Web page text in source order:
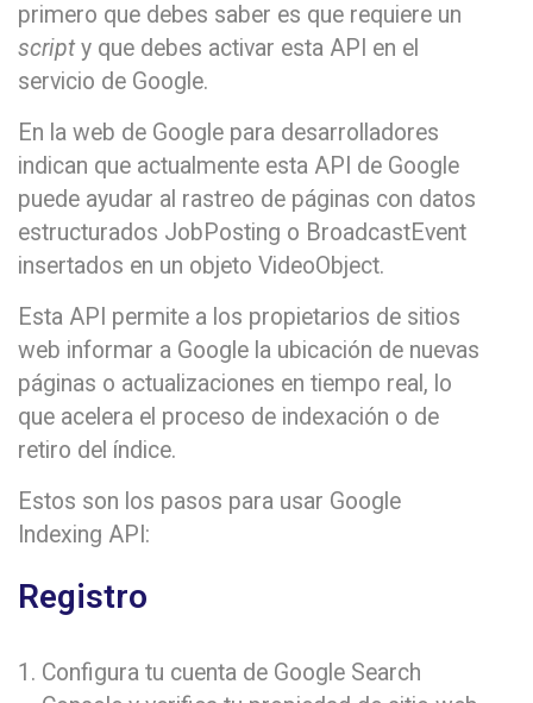
primero que debes saber es que requiere un
scripty que debes activar esta API en el
servicio de Google.
En la web de Google para desarrolladores
indican que actualmente esta API de Google
puede ayudar al rastreo de páginas con datos
estructurados JobPosting o BroadcastEvent
insertados en un objeto VideoObject.
Esta API permite a los propietarios de sitios
web informar a Google la ubicación de nuevas
páginas o actualizaciones en tiempo real, lo
que acelera el proceso de indexación o de
retiro del índice.
Estos son los pasos para usar Google
Indexing API:
Registro
Configura tu cuenta de Google Search